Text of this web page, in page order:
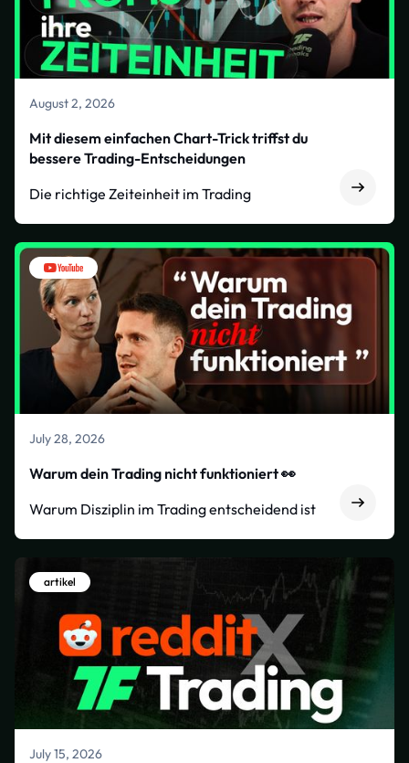
August 2, 2026
Mit diesem einfachen Chart-Trick triffst du
bessere Trading-Entscheidungen
Die richtige Zeiteinheit im Trading
July 28, 2026
Warum dein Trading nicht funktioniert 👀
Warum Disziplin im Trading entscheidend ist
artikel
July 15, 2026